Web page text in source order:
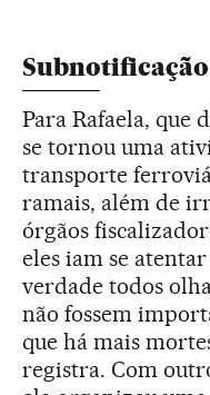
Para Rafaela, que
se tornou uma
transporte
ramais, além de
órgãos
eles iam se
verdade todos
não fossem
que há mais
registra. Com